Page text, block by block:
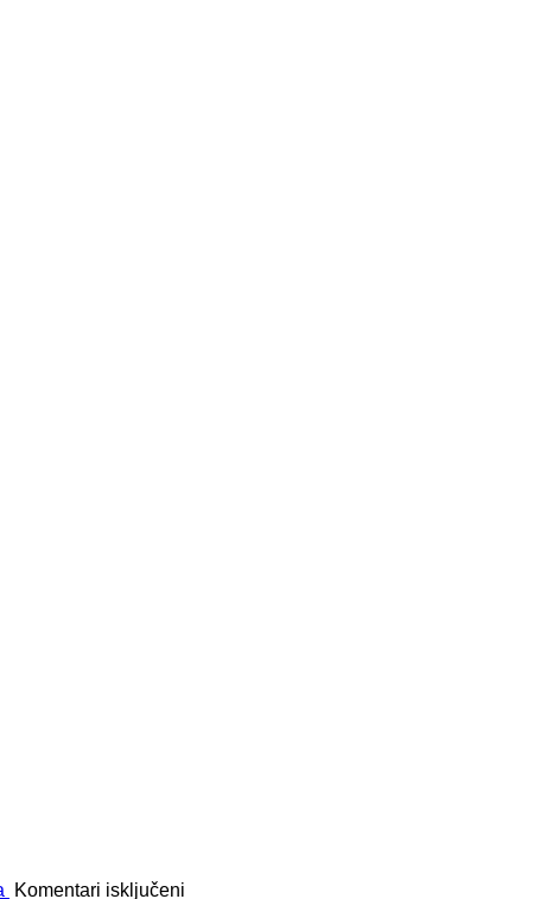
Komentari isključeni